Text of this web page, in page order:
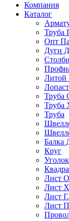
Компания
Каталог
Труба
Опт
Дуги
Литой
Труба
Труба
Труба
Балка
Круг
Уголок
Лист
Лист
Лист
Лист